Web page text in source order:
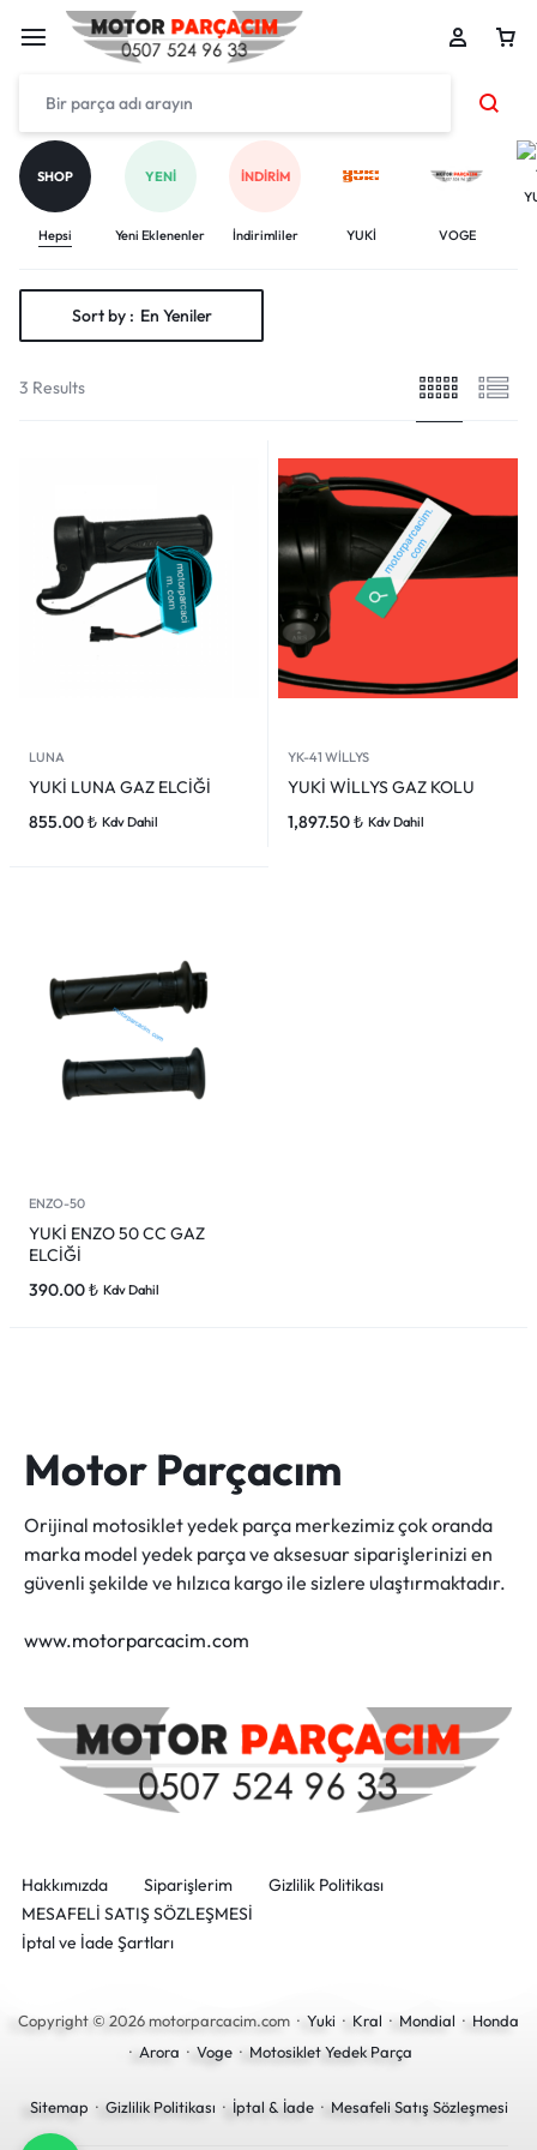
SHOP
Hepsi
YENI
Yeni Eklenenler
İNDIRIM
İndirimliler YUKİ VOGE
Sort by : En Yeniler
3 Results
LUNA
YUKİ LUNA GAZ ELCİĞİ
855.00₺ Kdv Dahil
YK-41 WİLLYS
YUKİ WİLLYS GAZ KOLU
1,897.50₺ Kdv Dahil
ENZO-50
YUKİ ENZO 50 CC GAZ
ELCİĞİ
390.00₺ Kdv Dahil
Motor Parçacım
Orijinal motosiklet yedek parça merkezimiz çok oranda
marka model yedek parça ve aksesuar siparişlerinizi en
güvenli şekilde ve hılzıca kargo ile sizlere ulaştırmaktadır.
www.motorparcacim.com
Hakkımızda Siparişlerim
Gizlilik Politikası
MESAFELİ SATIŞ SÖZLEŞMESİ
İptal ve İade Şartları
Copyright © 2026 motorparcacim.com · Yuki · Kral · Mondial · Honda
· Arora · Voge· Motosiklet Yedek Parça
Sitemap · Gizlilik Politikası · İptal & İade· Mesafeli Satış Sözleşmesi